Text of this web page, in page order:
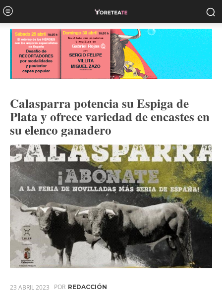
Calasparra potencia su Espiga de
Plata y ofrece variedad de encastes en
su elenco ganadero
23 ABRIL 2023 POR REDACCIÓN